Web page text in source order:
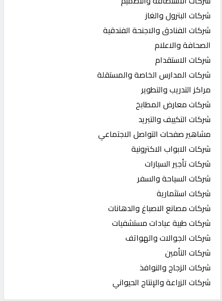
شركات البترول والغاز
شركات الفنادق والاجنحة الفندقية
الصحافة والاعلام
شركات الاستقدام
شركات المدارس الخاصة والمستقلة
مراكز التدريب والتطوير
شركات معارض المطابخ
شركات التكييف والتبريد
مشاهير صفحات التواصل الاجتماعي
شركات الابواب الاكترونية
شركات تأجير السيارات
شركات السياحة والسفر
شركات استثمارية
شركات مصانع الاصباغ والدهانات
شركات طبية عيادات مستشفيات
شركات الجوالات والهواتف
شركات التأمين
شركات الزجاج والنوافذ
شركات الزراعة والإنتاج الحيواني